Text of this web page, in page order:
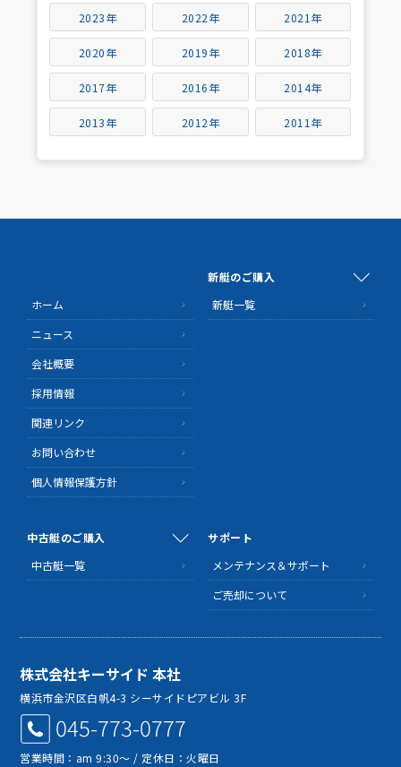
2023年 2022年 2021年
2020年 2019年 2018年
2017年 2016年 2014年
2013年 2012年 2011年
ホーム
ニュース
会社概要
採用情報
関連リンク
お問い合わせ
個人情報保護方針
新艇のご購入
新艇一覧
中古艇のご購入
中古艇一覧
サポート
メンテナンス＆サポート
ご売却について
株式会社キーサイド 本社
横浜市金沢区白帆4-3 シーサイドピアビル 3F
045-773-0777
営業時間：am 9:30～ / 定休日：火曜日